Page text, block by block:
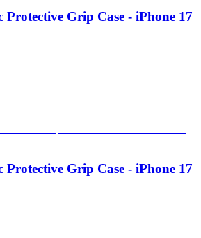
Grip Case - iPhone 17
Grip Case - iPhone 17